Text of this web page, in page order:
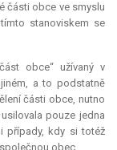
části obce ve smyslu
stanoviskem se
obce“ užívaný v
a to podstatně
části obce, nutno
pouze jedna
případy, kdy si totéž
obec.